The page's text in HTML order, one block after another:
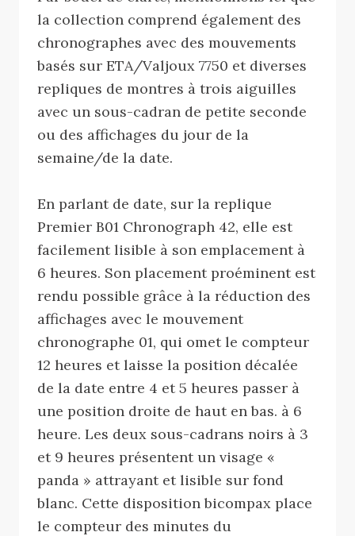
la collection comprend également des
chronographes avec des mouvements
basés sur ETA/Valjoux 7750 et diverses
repliques de montres à trois aiguilles
avec un sous-cadran de petite seconde
ou des affichages du jour de la
semaine/de la date.
En parlant de date, sur la replique
Premier B01 Chronograph 42, elle est
facilement lisible à son emplacement à
6 heures. Son placement proéminent est
rendu possible grâce à la réduction des
affichages avec le mouvement
chronographe 01, qui omet le compteur
12 heures et laisse la position décalée
de la date entre 4 et 5 heures passer à
une position droite de haut en bas. à 6
heure. Les deux sous-cadrans noirs à 3
et 9 heures présentent un visage «
panda » attrayant et lisible sur fond
blanc. Cette disposition bicompax place
le compteur des minutes du